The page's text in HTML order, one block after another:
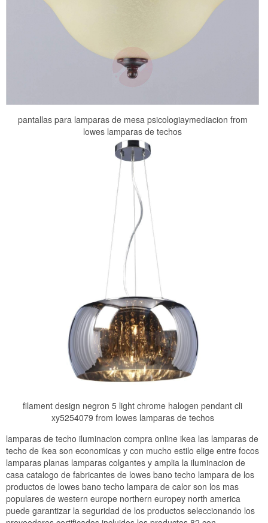
pantallas para lamparas de mesa psicologiaymediacion from
lowes lamparas de techos
filament design negron 5 light chrome halogen pendant cli
xy5254079 from lowes lamparas de techos
lamparas de techo iluminacion compra online ikea las lamparas de
techo de ikea son economicas y con mucho estilo elige entre focos
lamparas planas lamparas colgantes y amplia la iluminacion de
casa catalogo de fabricantes de lowes bano techo lampara de los
productos de lowes bano techo lampara de calor son los mas
populares de western europe northern europey north america
puede garantizar la seguridad de los productos seleccionando los